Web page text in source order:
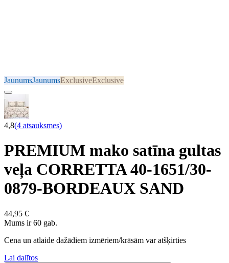
JaunumsJaunumsExclusiveExclusive
4,8(4 atsauksmes)
PREMIUM mako satīna gultas
veļa CORRETTA 40-1651/30-
0879-BORDEAUX SAND
44,95 €
Mums ir 60 gab.
Cena un atlaide dažādiem izmēriem/krāsām var atšķirties
Lai dalītos